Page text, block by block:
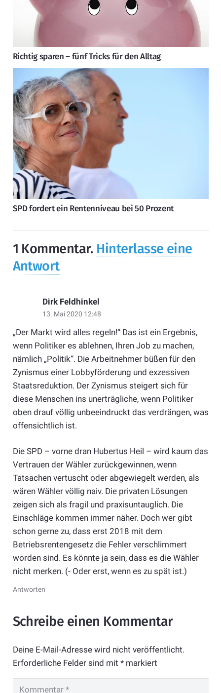
Richtig sparen – fünf Tricks für den Alltag
SPD fordert ein Rentenniveau bei 50 Prozent
1 Kommentar. Hinterlasse eine
Antwort
Dirk Feldhinkel
13. Mai 2020 12:48
„Der Markt wird alles regeln!“ Das ist ein Ergebnis,
wenn Politiker es ablehnen, Ihren Job zu machen,
nämlich „Politik“. Die Arbeitnehmer büßen für den
Zynismus einer Lobbyförderung und exzessiven
Staatsreduktion. Der Zynismus steigert sich für
diese Menschen ins unerträgliche, wenn Politiker
oben drauf völlig unbeeindruckt das verdrängen, was
offensichtlich ist.
Die SPD – vorne dran Hubertus Heil – wird kaum das
Vertrauen der Wähler zurückgewinnen, wenn
Tatsachen vertuscht oder abgewiegelt werden, als
wären Wähler völlig naiv. Die privaten Lösungen
zeigen sich als fragil und praxisuntauglich. Die
Einschläge kommen immer näher. Doch wer gibt
schon gerne zu, dass erst 2018 mit dem
Betriebsrentengesetz die Fehler verschlimmert
worden sind. Es könnte ja sein, dass es die Wähler
nicht merken. (- Oder erst, wenn es zu spät ist.)
Antworten
Schreibe einen Kommentar
Deine E-Mail-Adresse wird nicht veröffentlicht.
Erforderliche Felder sind mit *markiert